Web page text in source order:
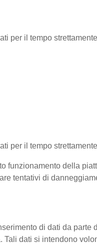
per il tempo
per il tempo
funzionamento della
tentativi di
di dati da parte
dati si intendono